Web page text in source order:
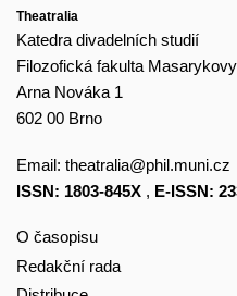
Theatralia
Katedra divadelních studií
Filozofická fakulta
Arna Nováka 1
602 00 Brno
Email: theatralia@phil.muni.cz
ISSN: 1803-845X , E-ISSN:
O časopisu
Redakční rada